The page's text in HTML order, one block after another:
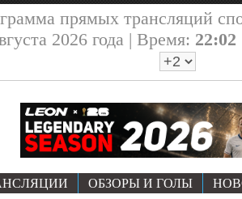
прямых трансляций
2026 года | Время: 22:02
ОБЗОРЫ И ГОЛЫ